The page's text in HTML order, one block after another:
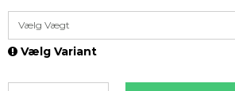
Vælg Vægt
Vælg Variant